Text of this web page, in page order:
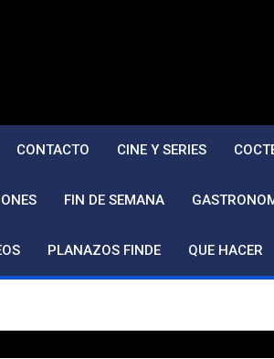
CONTACTO CINE Y SERIES
FIN DE SEMANA
PLANAZOS FINDE QUE HACER